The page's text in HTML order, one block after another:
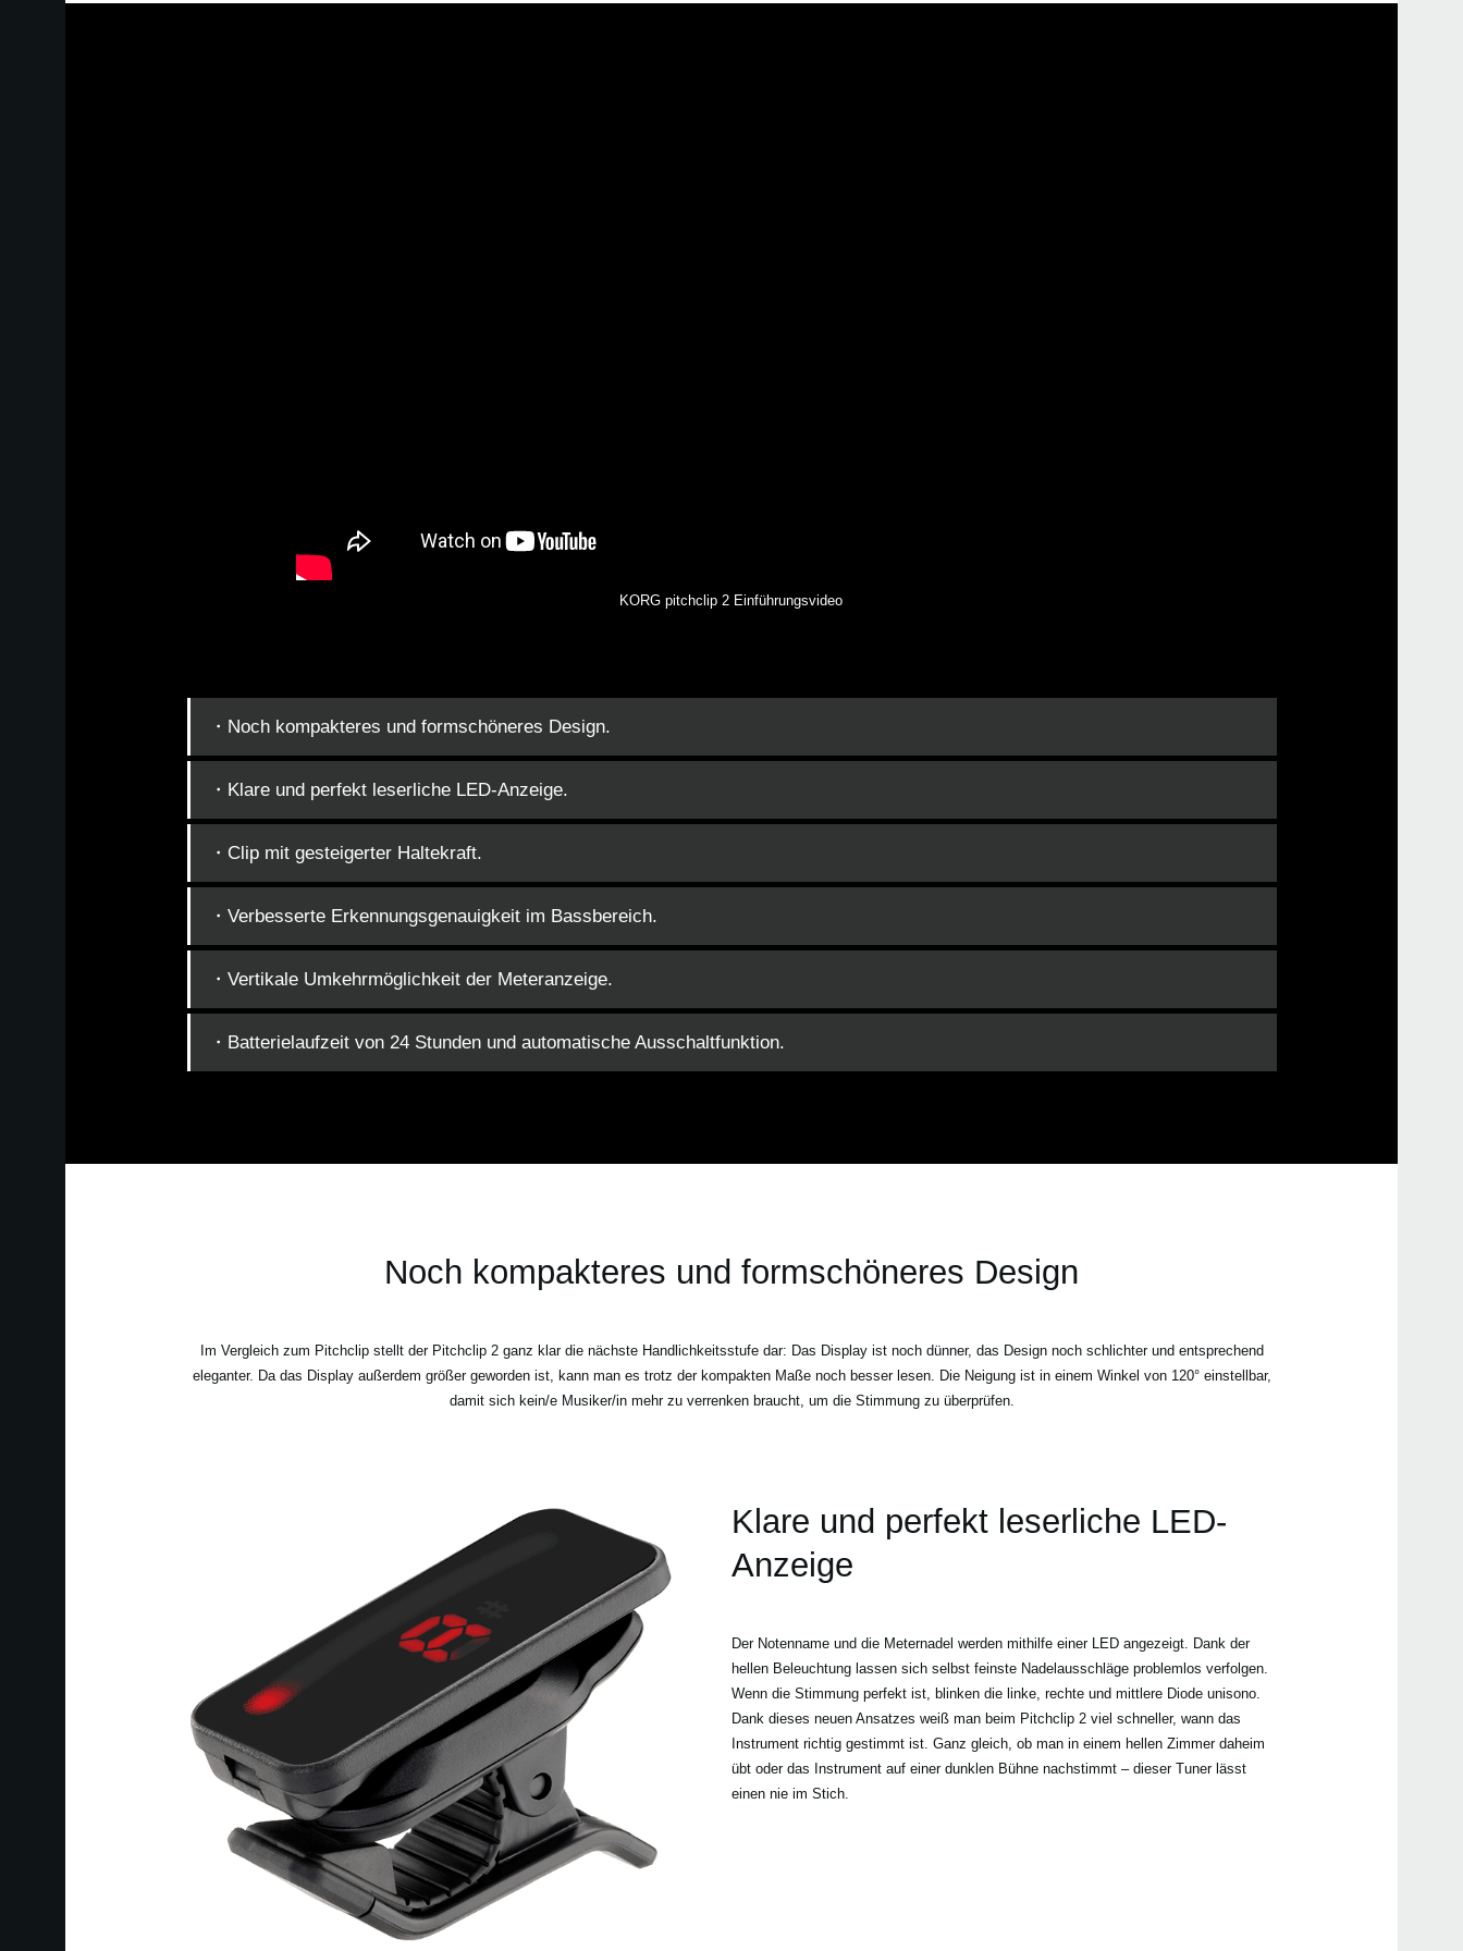
KORG pitchclip 2 Einführungsvideo
・Noch kompakteres und formschöneres Design.
・Klare und perfekt leserliche LED-Anzeige.
・Clip mit gesteigerter Haltekraft.
・Verbesserte Erkennungsgenauigkeit im Bassbereich.
・Vertikale Umkehrmöglichkeit der Meteranzeige.
・Batterielaufzeit von 24 Stunden und automatische Ausschaltfunktion.
Noch kompakteres und formschöneres Design
Im Vergleich zum Pitchclip stellt der Pitchclip 2 ganz klar die nächste Handlichkeitsstufe dar: Das Display ist noch dünner, das Design noch schlichter und entsprechend
eleganter. Da das Display außerdem größer geworden ist, kann man es trotz der kompakten Maße noch besser lesen. Die Neigung ist in einem Winkel von 120° einstellbar,
damit sich kein/e Musiker/in mehr zu verrenken braucht, um die Stimmung zu überprüfen.
Klare und perfekt leserliche LED-
Anzeige
Der Notenname und die Meternadel werden mithilfe einer LED angezeigt. Dank der
hellen Beleuchtung lassen sich selbst feinste Nadelausschläge problemlos verfolgen.
Wenn die Stimmung perfekt ist, blinken die linke, rechte und mittlere Diode unisono.
Dank dieses neuen Ansatzes weiß man beim Pitchclip 2 viel schneller, wann das
Instrument richtig gestimmt ist. Ganz gleich, ob man in einem hellen Zimmer daheim
übt oder das Instrument auf einer dunklen Bühne nachstimmt – dieser Tuner lässt
einen nie im Stich.